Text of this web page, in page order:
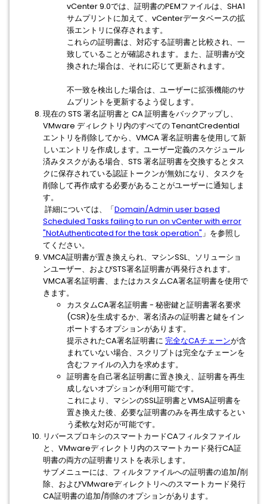
vCenter 9.0では、証明書のPEMファイルは、SHA1
サムプリントに加えて、vCenterデータベースの拡
張エントリに保存されます。
これらの証明書は、対応する証明書と比較され、一
致していることが確認されます。また、証明書が交
換された場合は、それに応じて更新されます。
不一致を検出した場合は、ユーザーに拡張機能のサ
ムプリントを更新するよう促します。
現在の STS 署名証明書と CA 証明書をバックアップし、
VMware ディレクトリ内のすべての TenantCredential
エントリを削除してから、VMCA 署名証明書を使用して新
しいエントリを作成します。ユーザー定義のスケジュール
済みタスクがある場合、STS 署名証明書を交換するとタス
クに保存されている認証トークンが無効になり、タスクを
削除して再作成する必要があることがユーザーに通知しま
す。
詳細については、「Domain/Admin user based
Scheduled Tasks failing to run on vCenter with error
"NotAuthenticated for the task operation"」を参照し
てください。
VMCA証明書が置き換えられ、マシンSSL、ソリューショ
ンユーザー、およびSTS署名証明書が再発行されます。
VMCA署名証明書、またはカスタムCA署名証明書を使用で
きます。
カスタムCA署名証明書 - 秘密鍵と証明書署名要求
(CSR)を生成するか、署名済みの証明書と鍵をイン
ポートするオプションがあります。
提示されたCA署名証明書に 完全なCAチェーンが含
まれていない場合、スクリプトは完全なチェーンを
含むファイルの入力を求めます。
証明書を自己署名証明書に置き換え、証明書を再生
成しないオプションが利用可能です。
これにより、マシンのSSL証明書とVMSA証明書を
置き換えた後、必要な証明書のみを再生成するとい
う柔軟な対応が可能です。
リバースプロキシのスマートカードCAフィルタファイル
と、VMwareディレクトリ内のスマートカード発行CA証
明書の両方の証明書リストを表示します。
サブメニューには、フィルタファイルへの証明書の追加/削
除、およびVMwareディレクトリへのスマートカード発行
CA証明書の追加/削除のオプションがあります。